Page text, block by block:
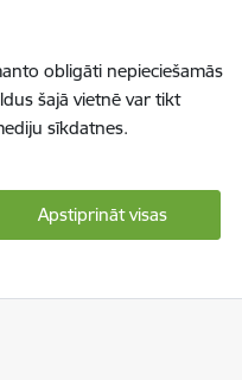
obligāti nepieciešamās
šajā vietnē var tikt
sīkdatnes.
Apstiprināt visas